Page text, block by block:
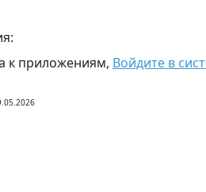
к приложениям, Войдите в